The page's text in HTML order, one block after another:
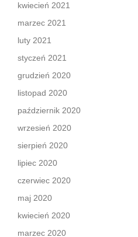
kwiecień 2021
marzec 2021
luty 2021
styczeń 2021
grudzień 2020
listopad 2020
październik 2020
wrzesień 2020
sierpień 2020
lipiec 2020
czerwiec 2020
maj 2020
kwiecień 2020
marzec 2020